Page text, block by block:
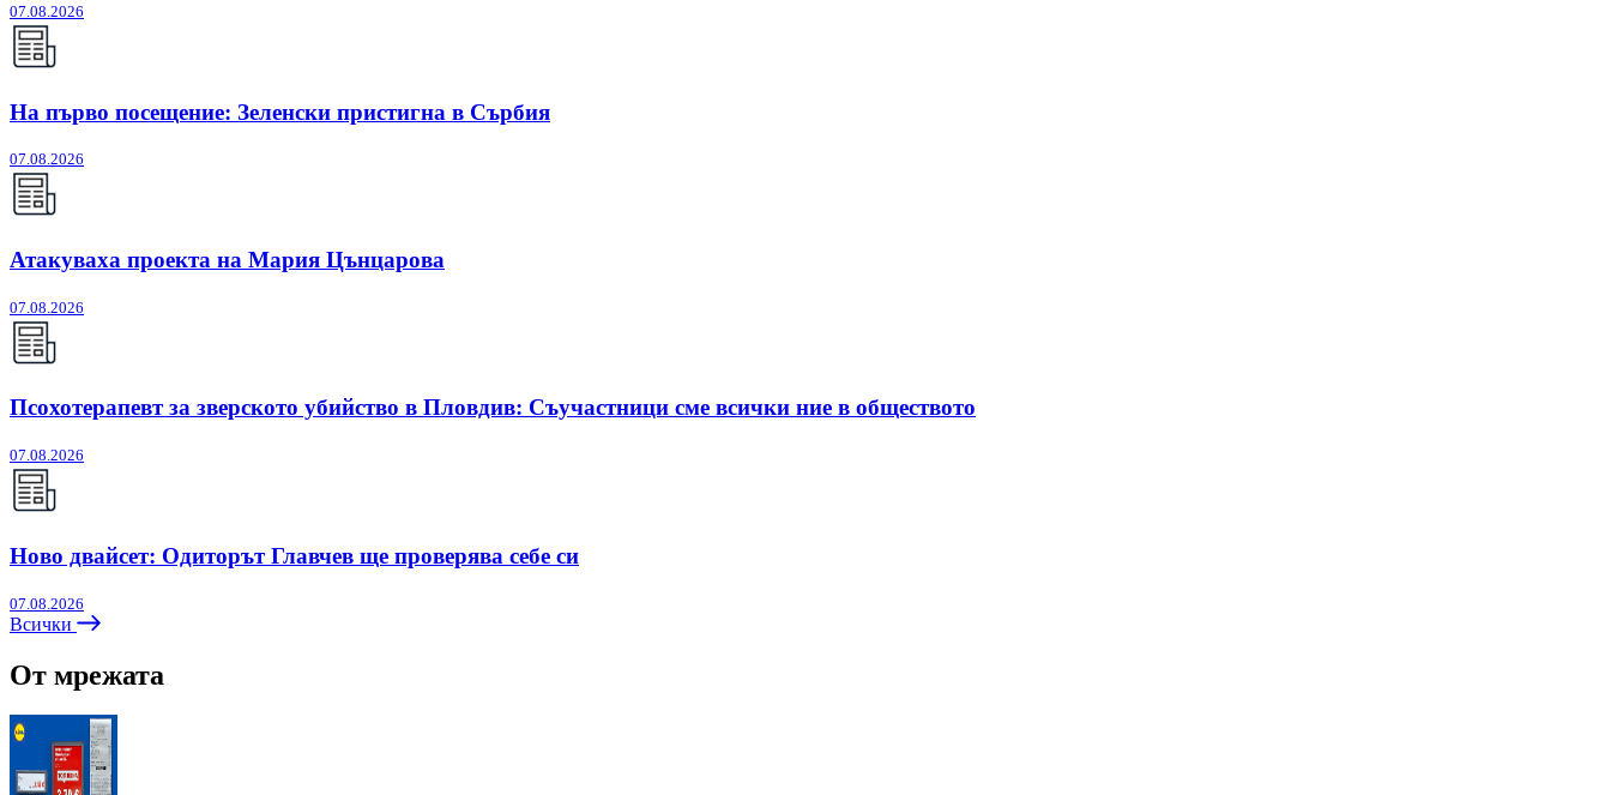
07.08.2026
На първо посещение: Зеленски пристигна в Сърбия
07.08.2026
Атакуваха проекта на Мария Цънцарова
07.08.2026
Псохотерапевт за зверското убийство в Пловдив: Съучастници сме всички ние в обществото
07.08.2026
Ново двайсет: Одиторът Главчев ще проверява себе си
07.08.2026
Всички
От мрежата